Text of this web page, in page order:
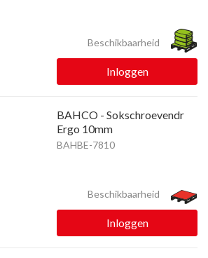
Beschikbaarheid
Inloggen
BAHCO - Sokschroevendr
Ergo 10mm
BAHBE-7810
Beschikbaarheid
Inloggen